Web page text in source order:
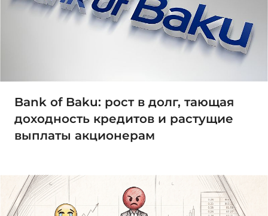
Bank of Baku: рост в долг, тающая
доходность кредитов и растущие
выплаты акционерам